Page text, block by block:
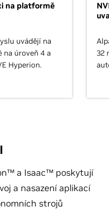
na platformě
uvádějí na
na úroveň 4 a
Hyperion.
32
a Isaac™ poskytují
a nasazení aplikací
strojů